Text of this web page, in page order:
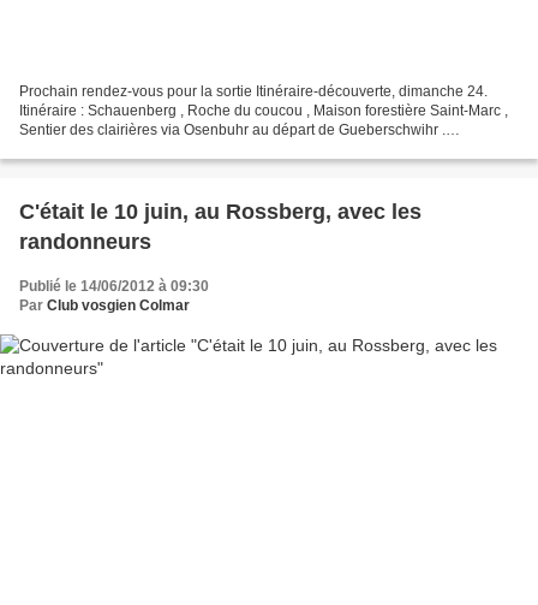
Prochain rendez-vous pour la sortie Itinéraire-découverte, dimanche 24.
Itinéraire : Schauenberg , Roche du coucou , Maison forestière Saint-Marc ,
Sentier des clairières via Osenbuhr au départ de Gueberschwihr .
C'était le 10 juin, au Rossberg, avec les
randonneurs
Publié le 14/06/2012 à 09:30
Par Club vosgien Colmar